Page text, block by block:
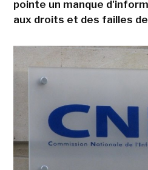
pointe un manque
aux droits et des failles